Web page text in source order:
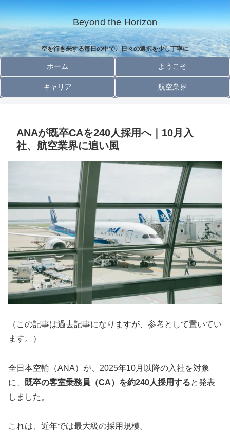
Beyond the Horizon
空を行き来する毎日の中で、日々の選択を少し丁寧に
ホーム ようこそ
キャリア 航空業界
ANAが既卒CAを240人採用へ｜10月入
社、航空業界に追い風
（この記事は過去記事になりますが、参考として置いてい
ます。）
全日本空輸（ANA）が、2025年10月以降の入社を対象
に、
既卒の客室乗務員（CA）を約240人採用すると発表
しました。
これは、近年では最大級の採用規模。